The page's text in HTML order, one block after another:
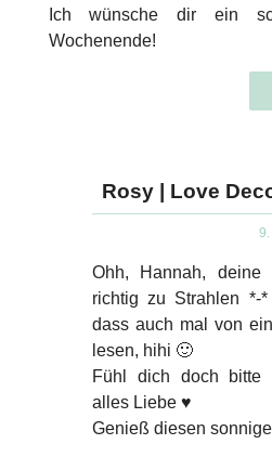
Ich wünsche dir ein
Wochenende!
Rosy | Love
Ohh, Hannah, deine
richtig zu Strahlen *-
dass auch mal von
lesen, hihi 🙂
Fühl dich doch bitte
alles Liebe ♥
Genieß diesen